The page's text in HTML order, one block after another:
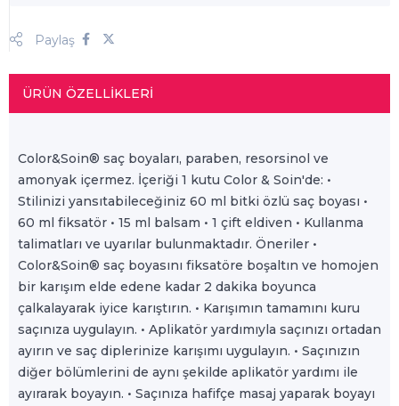
Paylaş
ÜRÜN ÖZELLIKLERI
Color&Soin® saç boyaları, paraben, resorsinol ve
amonyak içermez. İçeriği 1 kutu Color & Soin'de: •
Stilinizi yansıtabileceğiniz 60 ml bitki özlü saç boyası •
60 ml fiksatör • 15 ml balsam • 1 çift eldiven • Kullanma
talimatları ve uyarılar bulunmaktadır. Öneriler •
Color&Soin® saç boyasını fiksatöre boşaltın ve homojen
bir karışım elde edene kadar 2 dakika boyunca
çalkalayarak iyice karıştırın. • Karışımın tamamını kuru
saçınıza uygulayın. • Aplikatör yardımıyla saçınızı ortadan
ayırın ve saç diplerinize karışımı uygulayın. • Saçınızın
diğer bölümlerini de aynı şekilde aplikatör yardımı ile
ayırarak boyayın. • Saçınıza hafifçe masaj yaparak boyayı